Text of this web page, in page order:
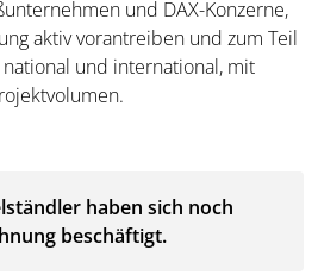
und DAX-Konzerne,
aktiv vorantreiben und zum Teil
und international, mit
haben sich noch
beschäftigt.